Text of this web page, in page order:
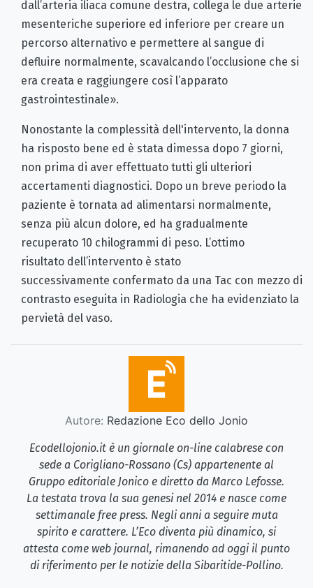
dall’arteria iliaca comune destra, collega le due arterie
mesenteriche superiore ed inferiore per creare un
percorso alternativo e permettere al sangue di
defluire normalmente, scavalcando l’occlusione che si
era creata e raggiungere così l’apparato
gastrointestinale».
Nonostante la complessità dell'intervento, la donna
ha risposto bene ed è stata dimessa dopo 7 giorni,
non prima di aver effettuato tutti gli ulteriori
accertamenti diagnostici. Dopo un breve periodo la
paziente è tornata ad alimentarsi normalmente,
senza più alcun dolore, ed ha gradualmente
recuperato 10 chilogrammi di peso. L’ottimo
risultato dell’intervento è stato
successivamente confermato da una Tac con mezzo di
contrasto eseguita in Radiologia che ha evidenziato la
pervietà del vaso.
Autore: Redazione Eco dello Jonio
Ecodellojonio.it è un giornale on-line calabrese con
sede a Corigliano-Rossano (Cs) appartenente al
Gruppo editoriale Jonico e diretto da Marco Lefosse.
La testata trova la sua genesi nel 2014 e nasce come
settimanale free press. Negli anni a seguire muta
spirito e carattere. L’Eco diventa più dinamico, si
attesta come web journal, rimanendo ad oggi il punto
di riferimento per le notizie della Sibaritide-Pollino.